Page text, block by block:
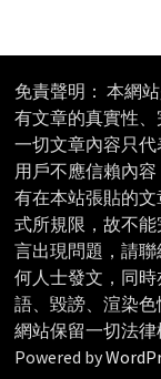
免責聲明： 本網
有文章的真實性
一切文章內容只代
用戶不應信賴內
有在本站張貼的
式所規限，故不
言出現問題，請
何人士發文，同
語、毀謗、渲染
網站保留一切法律
Powered by